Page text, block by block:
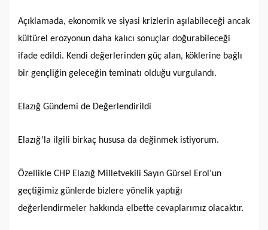
Açıklamada, ekonomik ve siyasi krizlerin aşılabileceği ancak
kültürel erozyonun daha kalıcı sonuçlar doğurabileceği
ifade edildi. Kendi değerlerinden güç alan, köklerine bağlı
bir gençliğin geleceğin teminatı olduğu vurgulandı.
Elazığ Gündemi de Değerlendirildi
Elazığ’la ilgili birkaç hususa da değinmek istiyorum.
Özellikle CHP Elazığ Milletvekili Sayın Gürsel Erol’un
geçtiğimiz günlerde bizlere yönelik yaptığı
değerlendirmeler hakkında elbette cevaplarımız olacaktır.